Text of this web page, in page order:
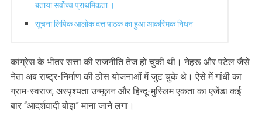
बताया सर्वोच्च प्राथमिकता ।
सूचना लिपिक आलोक दत्त पाठक का हुआ आकस्मिक निधन
कांग्रेस के भीतर सत्ता की राजनीति तेज हो चुकी थी। नेहरू और पटेल जैसे
नेता अब राष्ट्र-निर्माण की ठोस योजनाओं में जुट चुके थे। ऐसे में गांधी का
ग्राम-स्वराज, अस्पृश्यता उन्मूलन और हिन्दू-मुस्लिम एकता का एजेंडा कई
बार “आदर्शवादी बोझ” माना जाने लगा।